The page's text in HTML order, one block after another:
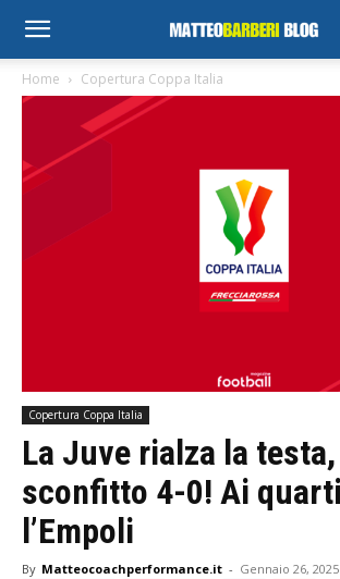
Home Copertura Coppa Italia
Copertura Coppa Italia
La Juve rialza la
sconfitto 4-0! Ai quarti
l’Empoli
By Matteocoachperformance.it - Gennaio 26, 2025